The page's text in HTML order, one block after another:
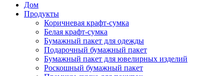
Дом
Продукты
Коричневая крафт-сумка
Белая крафт-сумка
Бумажный пакет для одежды
Подарочный бумажный пакет
Бумажный пакет для ювелирных изделий
Роскошный бумажный пакет